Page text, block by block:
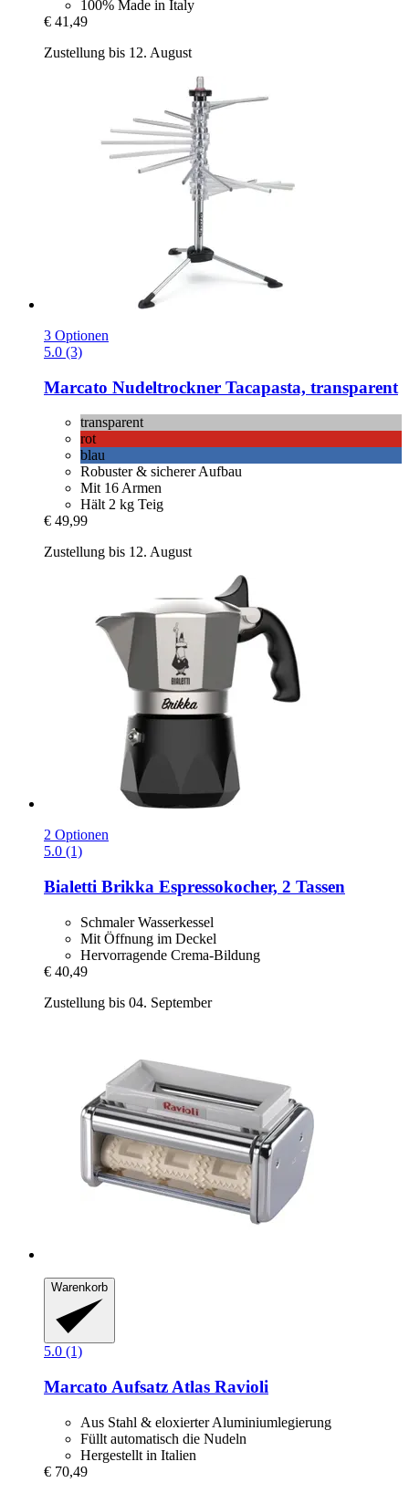
100% Made in Italy
€ 41,49
Zustellung bis 12. August
3 Optionen
5.0 (3)
Marcato Nudeltrockner Tacapasta, transparent
transparent
rot
blau
Robuster & sicherer Aufbau
Mit 16 Armen
Hält 2 kg Teig
€ 49,99
Zustellung bis 12. August
2 Optionen
5.0 (1)
Bialetti Brikka Espressokocher, 2 Tassen
Schmaler Wasserkessel
Mit Öffnung im Deckel
Hervorragende Crema-Bildung
€ 40,49
Zustellung bis 04. September
Warenkorb
5.0 (1)
Marcato Aufsatz Atlas Ravioli
Aus Stahl & eloxierter Aluminiumlegierung
Füllt automatisch die Nudeln
Hergestellt in Italien
€ 70,49